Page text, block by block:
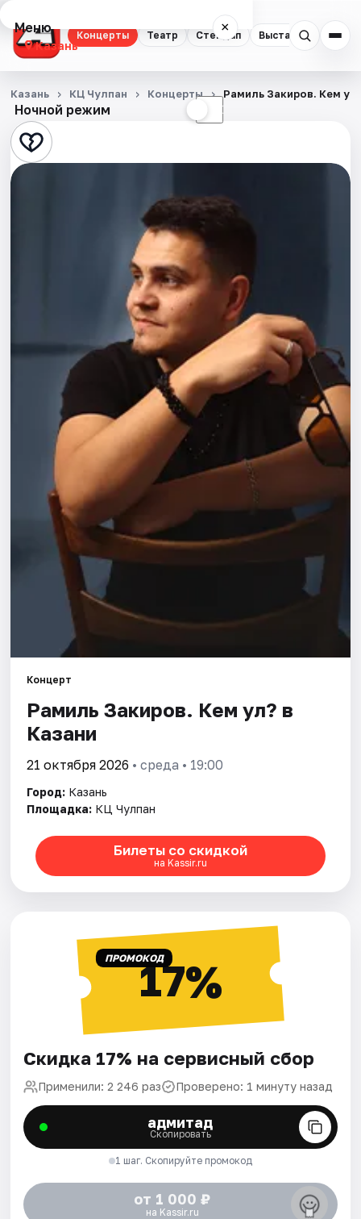
Концерты Театр Стендап Выставки
Меню ×
Казань
Концерты
Театр
Стендап
События
Площадки
Артисты
Рейтинги
Ночной режим ☾
Казань КЦ Чулпан Концерты Рамиль Закиров. Кем
Концерт
Рамиль Закиров. Кем ул? в
Казани
21 октября 2026 • среда • 19:00
Город: Казань
Площадка: КЦ Чулпан
Билеты со скидкой
на Kassir.ru
ПРОМОКОД17%
Скидка 17% на сервисный сбор
Применили: 2 246 раз Проверено: 1 минуту назад
адмитад
Скопировать
1 шаг. Скопируйте промокод
от 1 000 ₽
на Kassir.ru